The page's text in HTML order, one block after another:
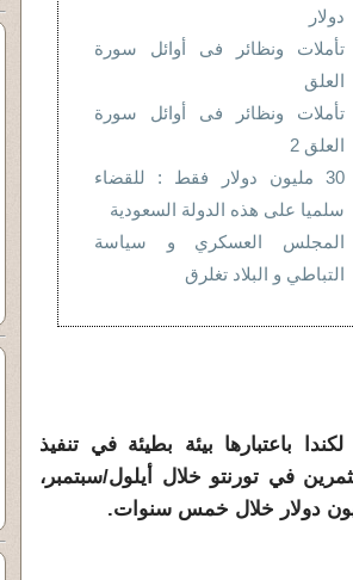
دولار
تأملات ونظائر فى أوائل سورة
العلق
تأملات ونظائر فى أوائل سورة
العلق 2
30 مليون دولار فقط : للقضاء
سلميا على هذه الدولة السعودية
المجلس العسكري و سياسة
التباطي و البلاد تغلرق
باعتبارها بيئة بطيئة في تنفيذ
في تورنتو خلال أيلول/سبتمبر،
دولار خلال خمس سنوات.